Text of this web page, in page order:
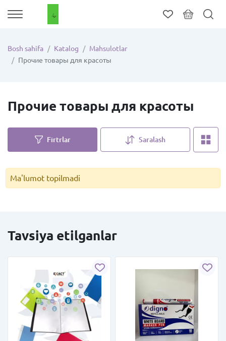
Bosh sahifa Katalog
Mahsulotlar
Прочие товары для красоты
Прочие товары для красоты
Firtrlar Saralash
Ma'lumot topilmadi
Tavsiya etilganlar